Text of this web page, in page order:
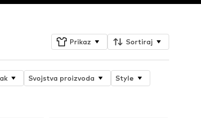
Prikaz Sortiraj
Svojstva proizvoda
Style